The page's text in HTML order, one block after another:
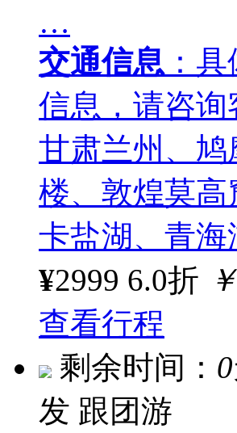
…
交通信息 ：
信息，请咨
甘肃兰州、
楼、敦煌莫
卡盐湖、青
¥2999 6.0折 ￥
查看行程
剩余时间： 0
发 跟团游